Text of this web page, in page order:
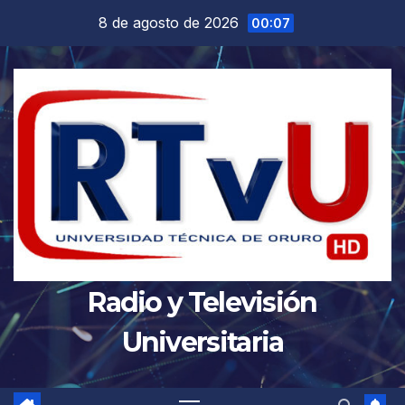
contenido
8 de agosto de 2026 00:07
Radio y Televisión
Universitaria